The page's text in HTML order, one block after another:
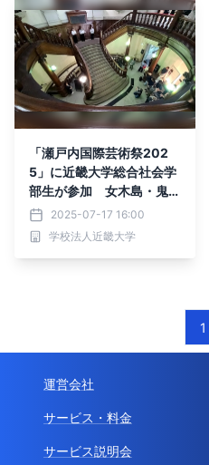
「瀬戸内国際芸術祭202
5」に近畿大学総合社会学
部生が参加 女木島・鬼ヶ
島大洞窟で「エコー遺産ア
カペラライブ！」開催
2025-07-17 16:00
学校法人近畿大学
1
運営会社
サービス・料金
サービス説明会